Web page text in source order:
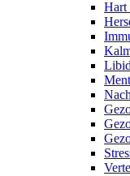
Hart